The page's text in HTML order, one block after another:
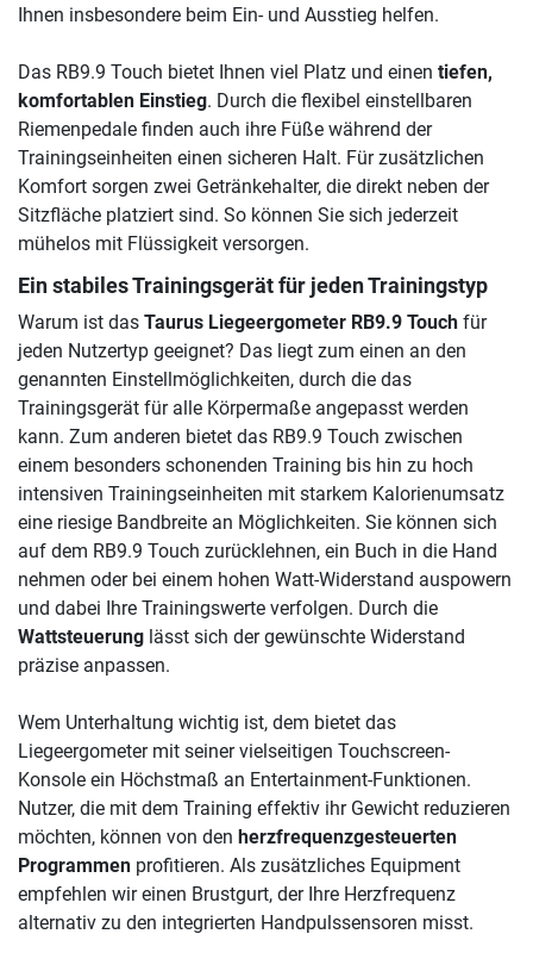
Ihnen insbesondere beim Ein- und Ausstieg helfen.
Das RB9.9 Touch bietet Ihnen viel Platz und einen tiefen,
komfortablen Einstieg. Durch die flexibel einstellbaren
Riemenpedale finden auch ihre Füße während der
Trainingseinheiten einen sicheren Halt. Für zusätzlichen
Komfort sorgen zwei Getränkehalter, die direkt neben der
Sitzfläche platziert sind. So können Sie sich jederzeit
mühelos mit Flüssigkeit versorgen.
Ein stabiles Trainingsgerät für jeden Trainingstyp
Warum ist das Taurus Liegeergometer RB9.9 Touch für
jeden Nutzertyp geeignet? Das liegt zum einen an den
genannten Einstellmöglichkeiten, durch die das
Trainingsgerät für alle Körpermaße angepasst werden
kann. Zum anderen bietet das RB9.9 Touch zwischen
einem besonders schonenden Training bis hin zu hoch
intensiven Trainingseinheiten mit starkem Kalorienumsatz
eine riesige Bandbreite an Möglichkeiten. Sie können sich
auf dem RB9.9 Touch zurücklehnen, ein Buch in die Hand
nehmen oder bei einem hohen Watt-Widerstand auspowern
und dabei Ihre Trainingswerte verfolgen. Durch die
Wattsteuerung lässt sich der gewünschte Widerstand
präzise anpassen.
Wem Unterhaltung wichtig ist, dem bietet das
Liegeergometer mit seiner vielseitigen Touchscreen-
Konsole ein Höchstmaß an Entertainment-Funktionen.
Nutzer, die mit dem Training effektiv ihr Gewicht reduzieren
möchten, können von den herzfrequenzgesteuerten
Programmen profitieren. Als zusätzliches Equipment
empfehlen wir einen Brustgurt, der Ihre Herzfrequenz
alternativ zu den integrierten Handpulssensoren misst.